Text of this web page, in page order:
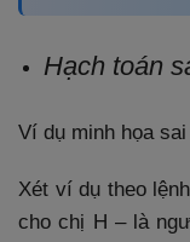
Hạch toán
Ví dụ minh họa
Xét ví dụ theo
cho chị H – là